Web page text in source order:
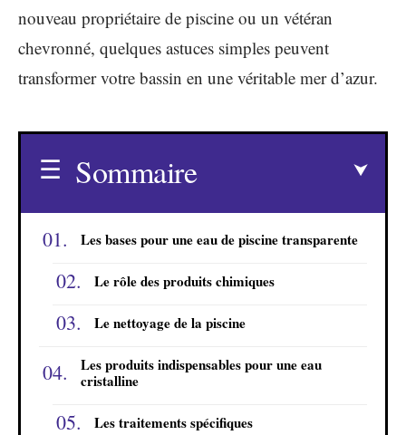
nouveau propriétaire de piscine ou un vétéran
chevronné, quelques astuces simples peuvent
transformer votre bassin en une véritable mer d’azur.
Sommaire
Les bases pour une eau de piscine transparente
Le rôle des produits chimiques
Le nettoyage de la piscine
Les produits indispensables pour une eau
cristalline
Les traitements spécifiques